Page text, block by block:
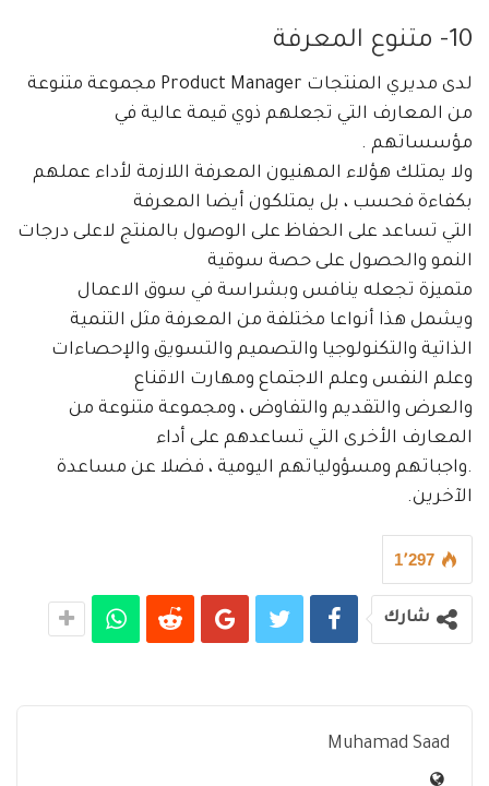
10- متنوع المعرفة
لدى مديري المنتجات Product Manager مجموعة متنوعة
من المعارف التي تجعلهم ذوي قيمة عالية في
مؤسساتهم .
ولا يمتلك هؤلاء المهنيون المعرفة اللازمة لأداء عملهم
بكفاءة فحسب ، بل يمتلكون أيضا المعرفة
التي تساعد على الحفاظ على الوصول بالمنتج لاعلى درجات
النمو والحصول على حصة سوقية
متميزة تجعله ينافس وبشراسة في سوق الاعمال
ويشمل هذا أنواعا مختلفة من المعرفة مثل التنمية
الذاتية والتكنولوجيا والتصميم والتسويق والإحصاءات
وعلم النفس وعلم الاجتماع ومهارت الاقناع
والعرض والتقديم والتفاوض ، ومجموعة متنوعة من
المعارف الأخرى التي تساعدهم على أداء
.واجباتهم ومسؤولياتهم اليومية ، فضلا عن مساعدة
الآخرين.
1٬297
شارك
Muhamad Saad